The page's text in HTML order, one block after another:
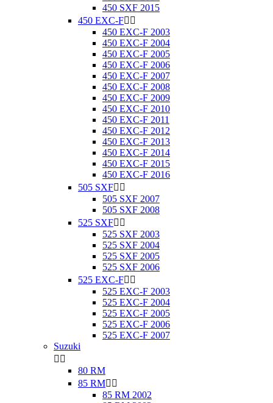
450 SXF 2015
450 EXC-F 
450 EXC-F 2003
450 EXC-F 2004
450 EXC-F 2005
450 EXC-F 2006
450 EXC-F 2007
450 EXC-F 2008
450 EXC-F 2009
450 EXC-F 2010
450 EXC-F 2011
450 EXC-F 2012
450 EXC-F 2013
450 EXC-F 2014
450 EXC-F 2015
450 EXC-F 2016
505 SXF 
505 SXF 2007
505 SXF 2008
525 SXF 
525 SXF 2003
525 SXF 2004
525 SXF 2005
525 SXF 2006
525 EXC-F 
525 EXC-F 2003
525 EXC-F 2004
525 EXC-F 2005
525 EXC-F 2006
525 EXC-F 2007
Suzuki
 
80 RM
85 RM 
85 RM 2002